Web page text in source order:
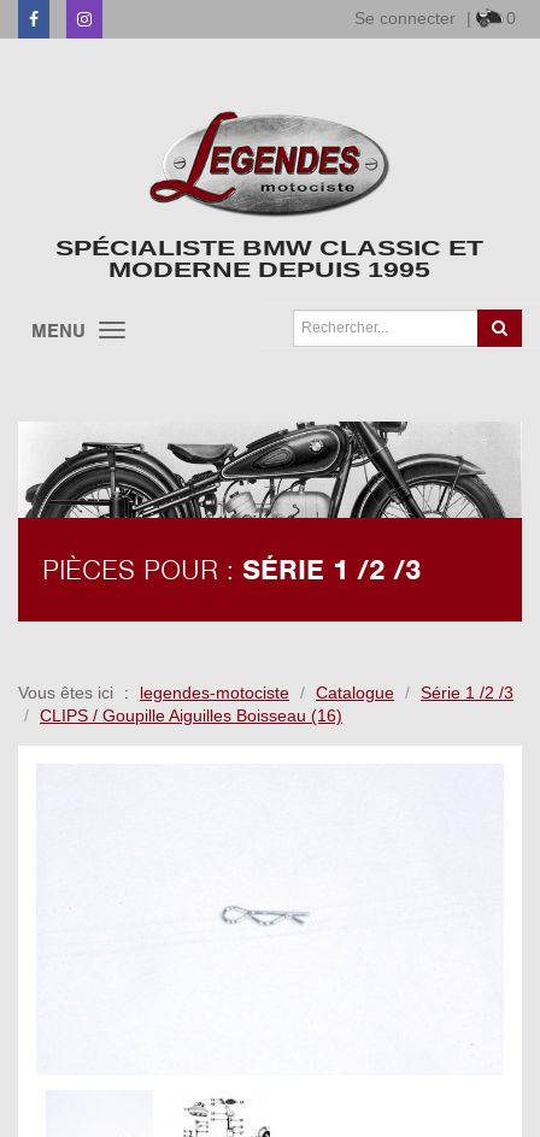
FacebookInstagram Se connecter | 0
SPÉCIALISTE BMW CLASSIC ET
MODERNE DEPUIS 1995
MENU
PIÈCES POUR : SÉRIE 1 /2 /3
Vous êtes ici legendes-motociste Catalogue
Série 1 /2 /3
CLIPS / Goupille Aiguilles Boisseau (16)